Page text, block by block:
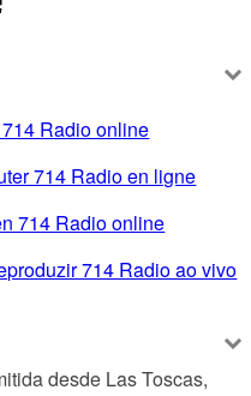
Radio online
714 Radio en ligne
714 Radio online
714 Radio ao vivo
desde Las Toscas,